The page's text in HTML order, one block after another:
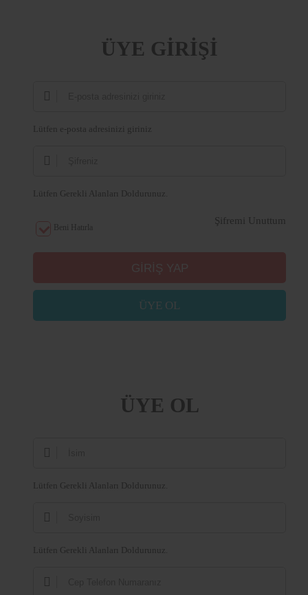
ÜYE GİRİŞİ
Lütfen e-posta adresinizi giriniz
Lütfen Gerekli Alanları Doldurunuz.
Beni Hatırla
Şifremi Unuttum
ÜYE OL
ÜYE OL
Lütfen Gerekli Alanları Doldurunuz.
Lütfen Gerekli Alanları Doldurunuz.